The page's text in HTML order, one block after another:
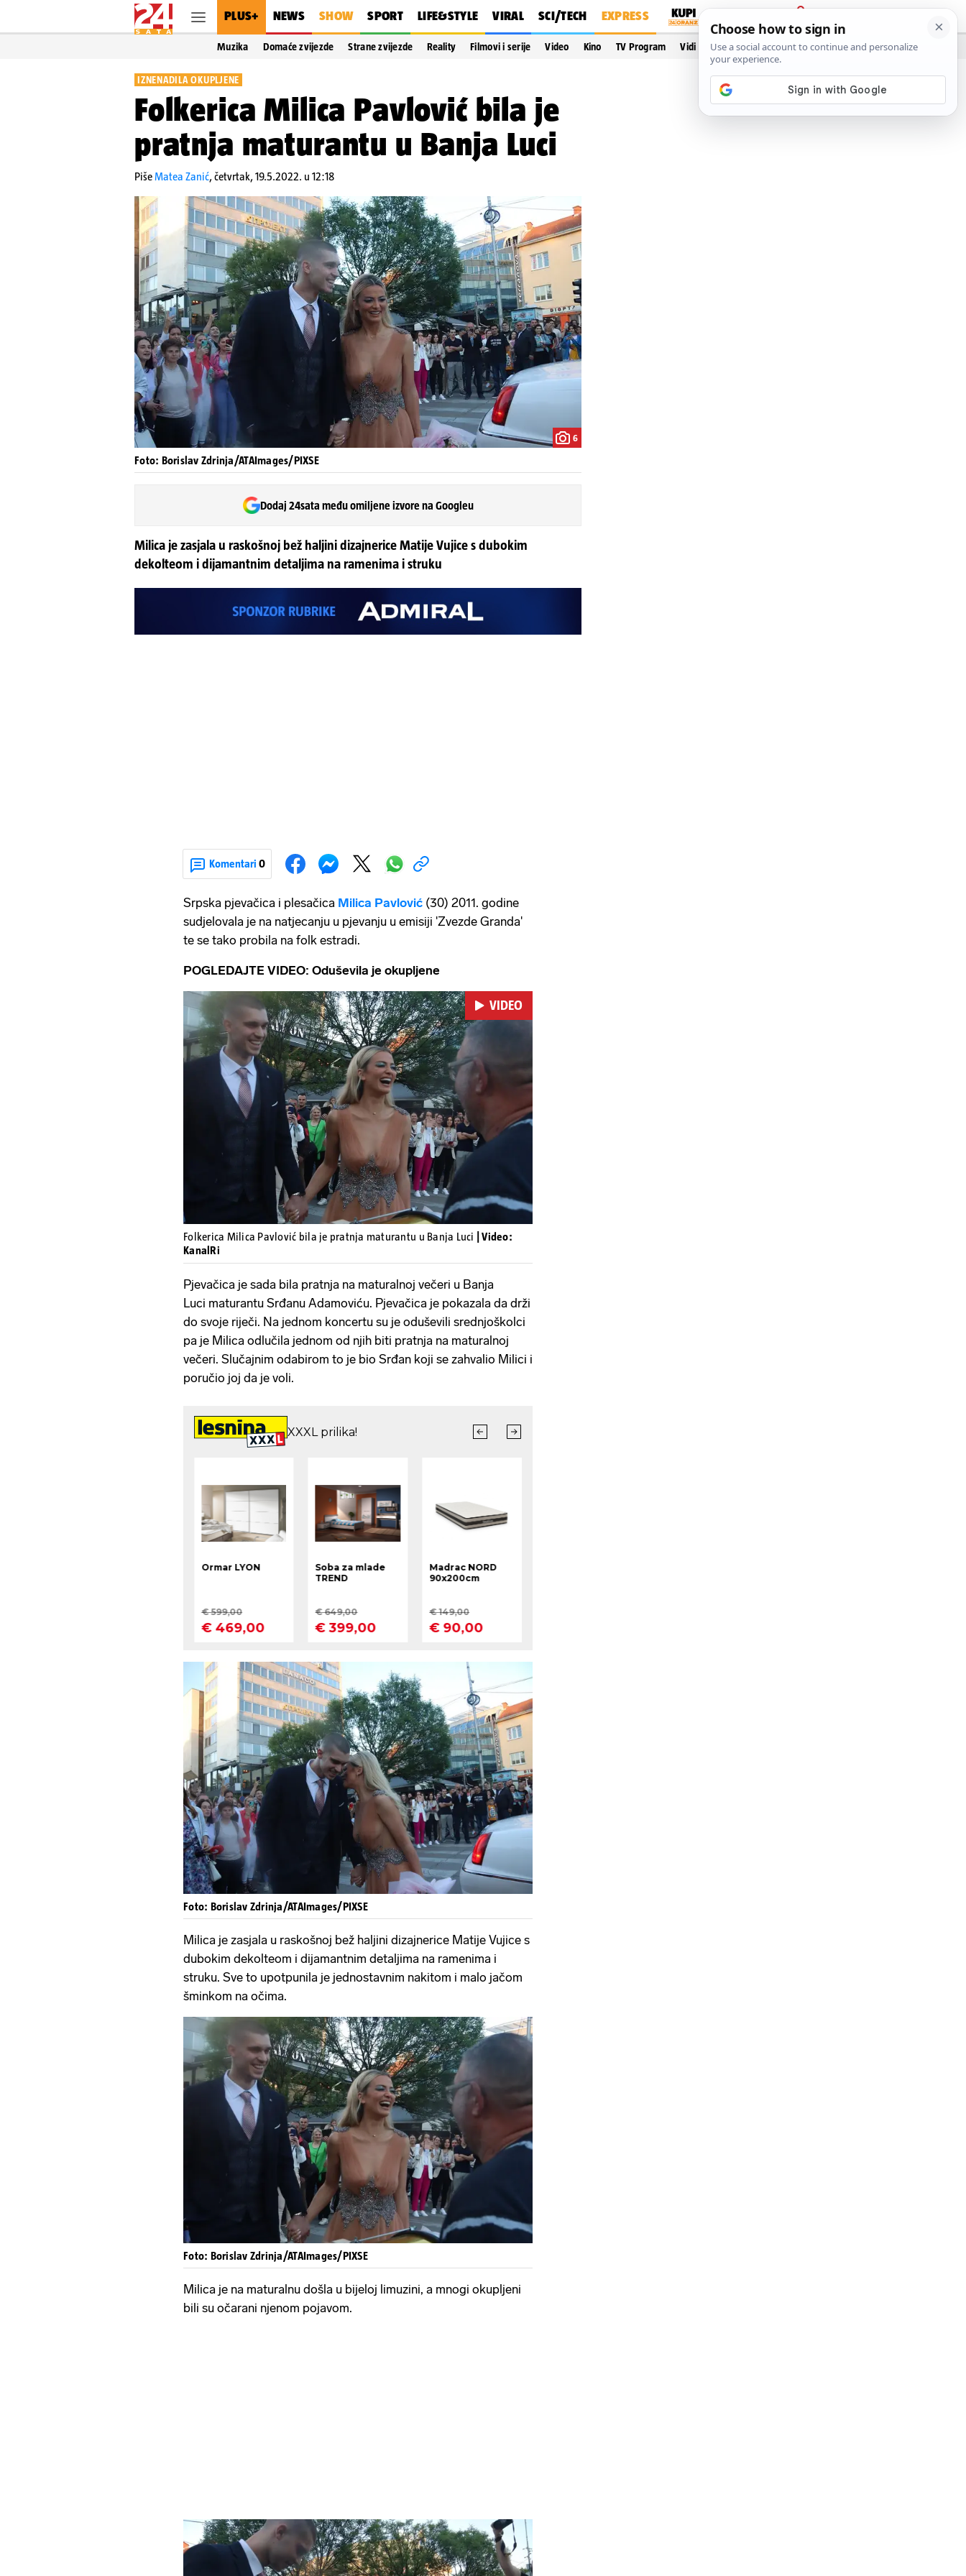
PLUS+ NEWS SHOW SPORT LIFE&STYLE VIRAL SCI/TECH EXPRESS
PRIJAVA
Muzika Domaće zvijezde Strane zvijezde Reality Filmovi i serije Video Kino TV Program Vidi još…
IZNENADILA OKUPLJENE
Folkerica Milica Pavlović bila je
pratnja maturantu u Banja Luci
PišeMatea Zanić,četvrtak, 19.5.2022. u 12:18
6
Foto: Borislav Zdrinja/ATAImages/PIXSE
Dodaj 24sata među omiljene izvore na Googleu
Milica je zasjala u raskošnoj bež haljini dizajnerice Matije Vujice s dubokim
dekolteom i dijamantnim detaljima na ramenima i struku
Komentari 0
Srpska pjevačica i plesačica Milica Pavlović (30) 2011. godine
sudjelovala je na natjecanju u pjevanju u emisiji 'Zvezde Granda'
te se tako probila na folk estradi.
POGLEDAJTE VIDEO: Oduševila je okupljene
Pokretanje videa...
VIDEO
Folkerica Milica Pavlović bila je pratnja maturantu u Banja Luci
| Video:
KanalRi
Pjevačica je sada bila pratnja na maturalnoj večeri u Banja
Luci maturantu Srđanu Adamoviću. Pjevačica je pokazala da drži
do svoje riječi. Na jednom koncertu su je oduševili srednjoškolci
pa je Milica odlučila jednom od njih biti pratnja na maturalnoj
večeri. Slučajnim odabirom to je bio Srđan koji se zahvalio Milici i
poručio joj da je voli.
Foto: Borislav Zdrinja/ATAImages/PIXSE
Milica je zasjala u raskošnoj bež haljini dizajnerice Matije Vujice s
dubokim dekolteom i dijamantnim detaljima na ramenima i
struku. Sve to upotpunila je jednostavnim nakitom i malo jačom
šminkom na očima.
Foto: Borislav Zdrinja/ATAImages/PIXSE
Milica je na maturalnu došla u bijeloj limuzini, a mnogi okupljeni
bili su očarani njenom pojavom.